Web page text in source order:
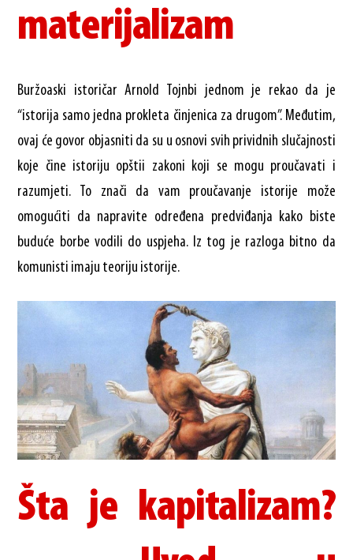
materijalizam
Buržoaski istoričar Arnold Tojnbi jednom je rekao da je
“istorija samo jedna prokleta činjenica za drugom”. Međutim,
ovaj će govor objasniti da su u osnovi svih prividnih slučajnosti
koje čine istoriju opštii zakoni koji se mogu proučavati i
razumjeti. To znači da vam proučavanje istorije može
omogućiti da napravite određena predviđanja kako biste
buduće borbe vodili do uspjeha. Iz tog je razloga bitno da
komunisti imaju teoriju istorije.
Šta je kapitalizam?